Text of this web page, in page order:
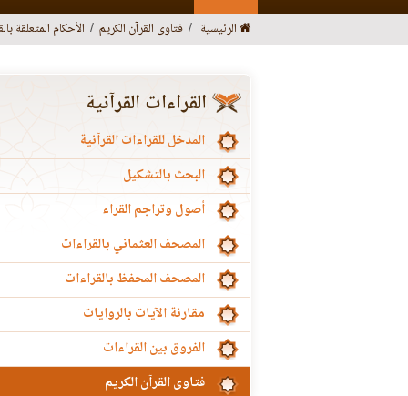
الرئيسية فتاوى القرآن الكريم الأحكام المتعلقة
القراءات القرآنية
المدخل للقراءات القرآنية
البحث بالتشكيل
أصول وتراجم القراء
المصحف العثماني بالقراءات
المصحف المحفظ بالقراءات
مقارنة الآيات بالروايات
الفروق بين القراءات
فتاوى القرآن الكريم